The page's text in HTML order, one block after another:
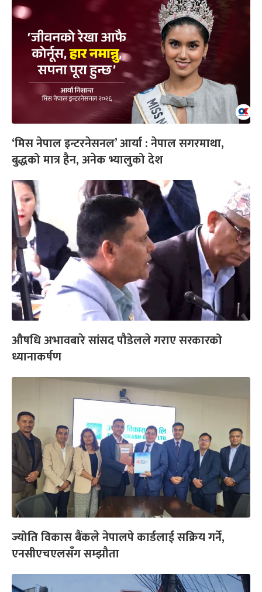
‘मिस नेपाल इन्टरनेसनल’ आर्या : नेपाल सगरमाथा,
बुद्धको मात्र हैन, अनेक भ्यालुको देश
औषधि अभावबारे सांसद पौडेलले गराए सरकारको
ध्यानाकर्षण
ज्योति विकास बैंकले नेपालपे कार्डलाई सक्रिय गर्ने,
एनसीएचएलसँग सम्झौता